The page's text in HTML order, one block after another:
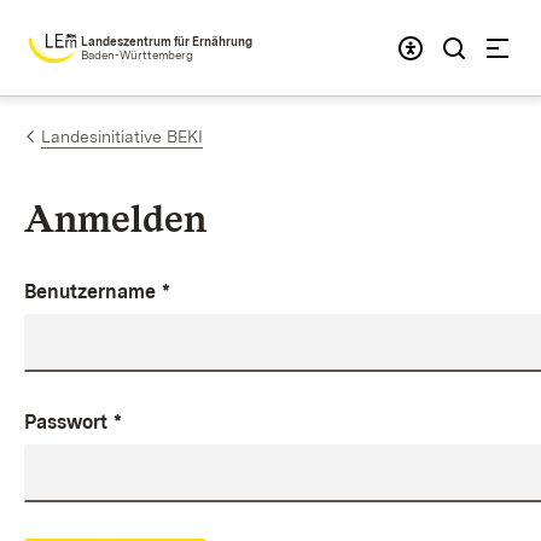
Zum Inhalt springen
Landeszentrum für Ernährung
Baden-Württemberg
Landesinitiative BEKI
Anmelden
Benutzername *
Passwort *